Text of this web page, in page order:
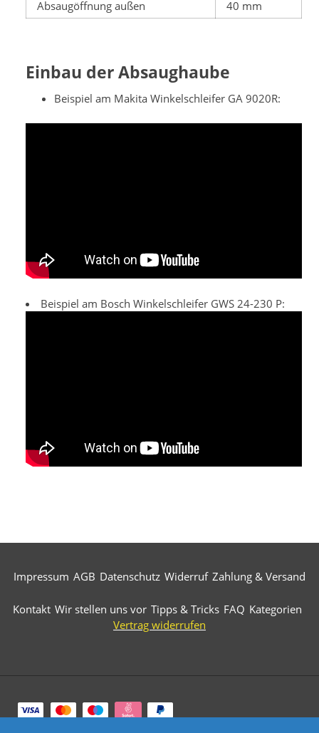
Absaugöffnung außen
40 mm
Einbau der Absaughaube
Beispiel am Makita Winkelschleifer GA 9020R:
Beispiel am Bosch Winkelschleifer GWS 24-230 P:
Impressum AGB Datenschutz Widerruf Zahlung & Versand
Kontakt Wir stellen uns vor Tipps & Tricks FAQ Kategorien
Vertrag widerrufen
Zahlungsarten